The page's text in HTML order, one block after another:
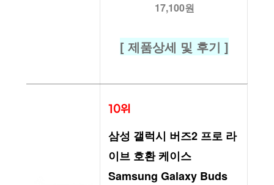
17,100원
[ 제품상세 및 후기 ]
10위
삼성 갤럭시 버즈2 프로 라
이브 호환 케이스
Samsung Galaxy Buds